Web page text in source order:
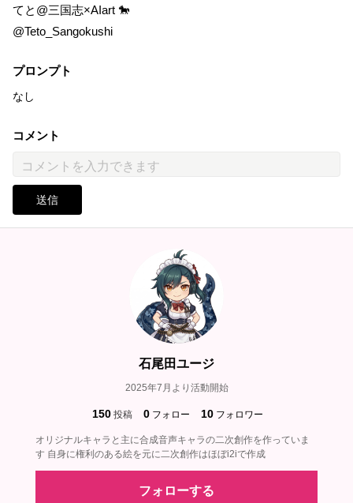
てと@三国志×AIart 🐎
@Teto_Sangokushi
プロンプト
なし
コメント
送信
石尾田ユージ
2025年7月より活動開始
150 投稿 0 フォロー 10 フォロワー
オリジナルキャラと主に合成音声キャラの二次創作を作っていま
す 自身に権利のある絵を元に二次創作はほぼi2iで作成
フォローする